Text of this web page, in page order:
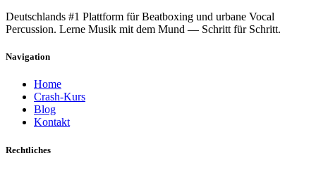
Deutschlands #1 Plattform für Beatboxing und urbane Vocal
Percussion. Lerne Musik mit dem Mund — Schritt für Schritt.
Navigation
Home
Crash-Kurs
Blog
Kontakt
Rechtliches